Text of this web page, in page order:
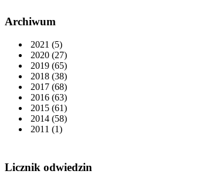
Archiwum
2021 (5)
2020 (27)
2019 (65)
2018 (38)
2017 (68)
2016 (63)
2015 (61)
2014 (58)
2011 (1)
Licznik odwiedzin